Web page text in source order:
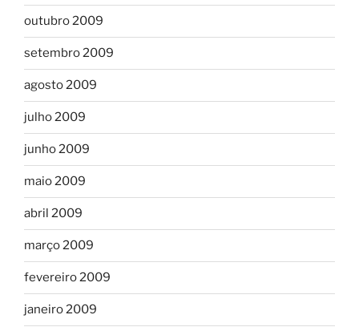
outubro 2009
setembro 2009
agosto 2009
julho 2009
junho 2009
maio 2009
abril 2009
março 2009
fevereiro 2009
janeiro 2009